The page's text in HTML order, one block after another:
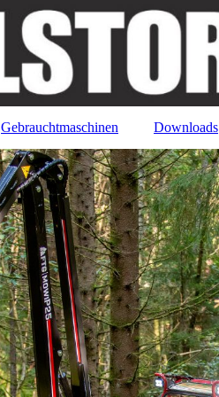
Gebrauchtmaschinen Downloads